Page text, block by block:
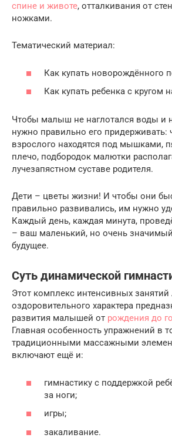
спине и животе, отталкивания от
ножками.
Тематический материал:
Как купать новорождённого
Как купать ребенка с кругом
Чтобы малыш не наглотался воды и
нужно правильно его придерживать:
взрослого находятся под мышками,
плечо, подбородок малютки
лучезапястном суставе родителя.
Дети – цветы жизни! И чтобы они
правильно развивались, им нужно
Каждый день, каждая минута,
– ваш маленький, но очень
будущее.
Суть динамической
Этот комплекс интенсивных занятий
оздоровительного характера
развития малышей от рождения до
Главная особенность упражнений в
традиционными массажными
включают ещё и:
гимнастику с поддержкой
за ноги;
игры;
закаливание.